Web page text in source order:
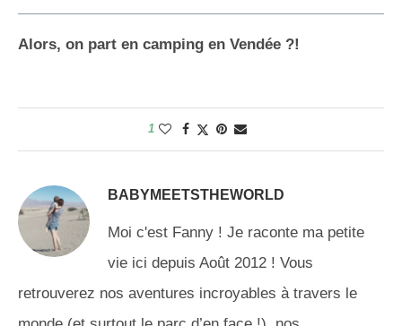
Alors, on part en camping en Vendée ?!
1
BABYMEETSTHEWORLD
Moi c'est Fanny ! Je raconte ma petite
vie ici depuis Août 2012 ! Vous
retrouverez nos aventures incroyables à travers le